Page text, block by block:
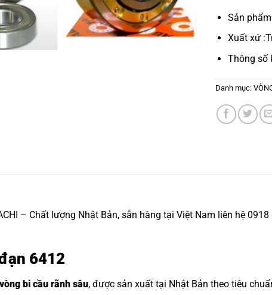
Sản
Xuất xứ
Thông số
Danh mục:
– Chất lượng Nhật Bản, sẵn hàng tại Việt Nam liên hệ
6412
bi cầu rãnh sâu, được sản xuất tại Nhật Bản theo tiêu